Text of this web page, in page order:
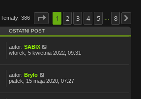
Tematy: 386 Strona1 8
1 2 3 4 5 … 8
OSTATNI POST
autor: SABIX
wtorek, 5 kwietnia 2022, 09:31
autor: Brylo
piątek, 15 maja 2020, 07:27